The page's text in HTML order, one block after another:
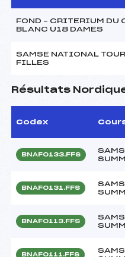
FOND – CRITERIUM DU
BLANC U18 DAMES
SAMSE NATIONAL
FILLES
Résultats
Codex
BNAF0133.FFS
BNAF0131.FFS
BNAF0113.FFS
BNAF0111.FFS